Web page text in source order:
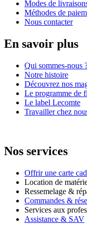
Modes de
Méthodes de
Nous contacter
En savoir plus
Qui sommes-nous
Notre histoire
Découvrez nos
Le programme de
Le label Lecomte
Travailler chez
Nos services
Offrir une carte
Location de
Ressemelage &
Commandes &
Services aux
Assistance & SAV